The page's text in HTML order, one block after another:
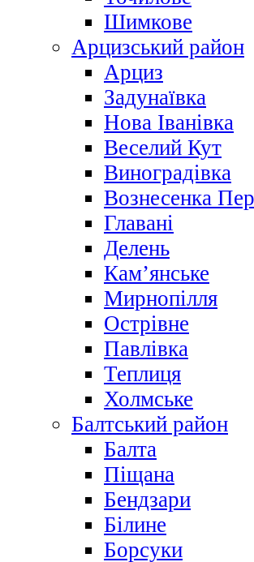
Шимкове
Арцизський район
Арциз
Задунаївка
Нова Іванівка
Веселий Кут
Виноградівка
Вознесенка
Главані
Делень
Кам’янське
Мирнопілля
Острівне
Павлівка
Теплиця
Холмське
Балтський район
Балта
Піщана
Бендзари
Білине
Борсуки